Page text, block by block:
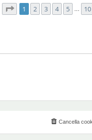
Pagina1 di10
1 2 3 4 5 10
Cancella